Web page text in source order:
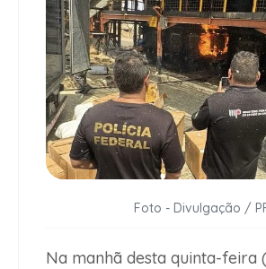
Foto - Divulgação /
Na manhã desta quinta-feira